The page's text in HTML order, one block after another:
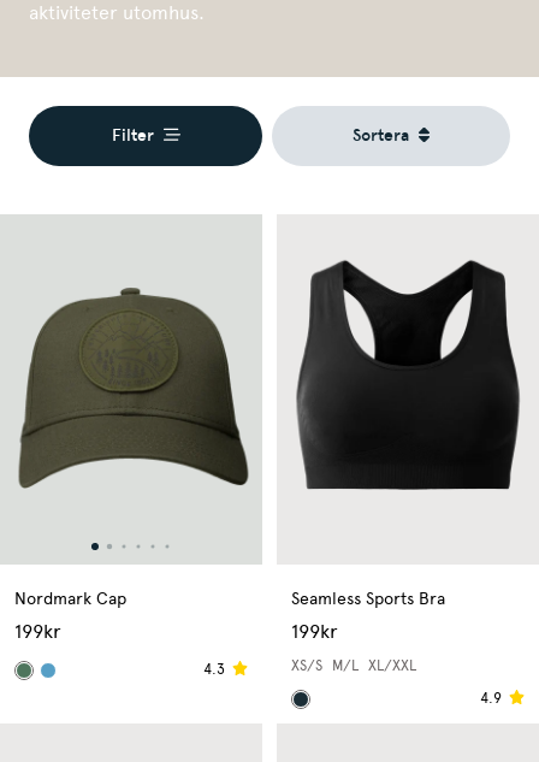
aktiviteter utomhus.
Filter Sortera
Nordmark Cap
199kr
4.3
Seamless Sports Bra
199kr
XS/S M/L
XL/XXL
4.9